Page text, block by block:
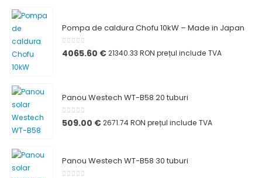
Pompa de caldura Chofu 10kW – Made in Japan
0out of 5
4065.60 €21340.33 RON prețul include TVA
Panou Westech WT-B58 20 tuburi
0out of 5
509.00 €2671.74 RON prețul include TVA
Panou Westech WT-B58 30 tuburi